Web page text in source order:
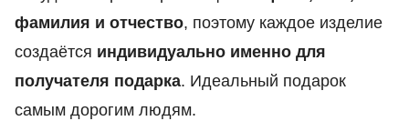
фамилия и отчество, поэтому каждое изделие
создаётся индивидуально именно для
получателя подарка. Идеальный подарок
самым дорогим людям.